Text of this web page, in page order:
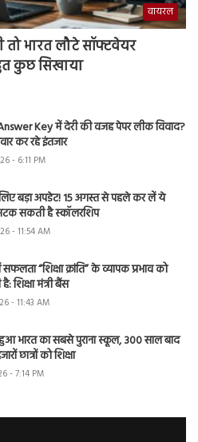
वायरल
तो भारत लौटे सॉफ्टवेयर
कुछ सिखाया
Key में देरी की वजह पेपर लीक विवाद?
कर रहे इंतजार
- 6:11 PM
लिए बड़ा अपडेट! 15 अगस्त से पहले कर लें ये
सकती है स्कॉलरशिप
- 11:54 AM
सफलता “शिक्षा क्रांति” के व्यापक प्रभाव को
शिक्षा मंत्री बैंस
- 11:43 AM
भारत का सबसे पुराना स्कूल, 300 साल बाद
छात्रों को शिक्षा
- 7:14 PM